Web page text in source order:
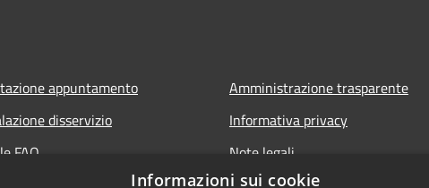
appuntamento
disservizio
FAQ
Amministrazione trasparente
Informativa privacy
Note legali
Informazioni sui cookie